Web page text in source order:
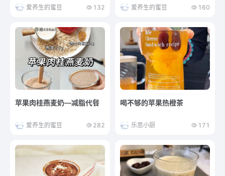
爱养生的蜜豆 132 爱养生的蜜豆 160
苹果肉桂燕麦奶—减脂代餐
爱养生的蜜豆 282
喝不够的苹果热橙茶
乐思小厨 171